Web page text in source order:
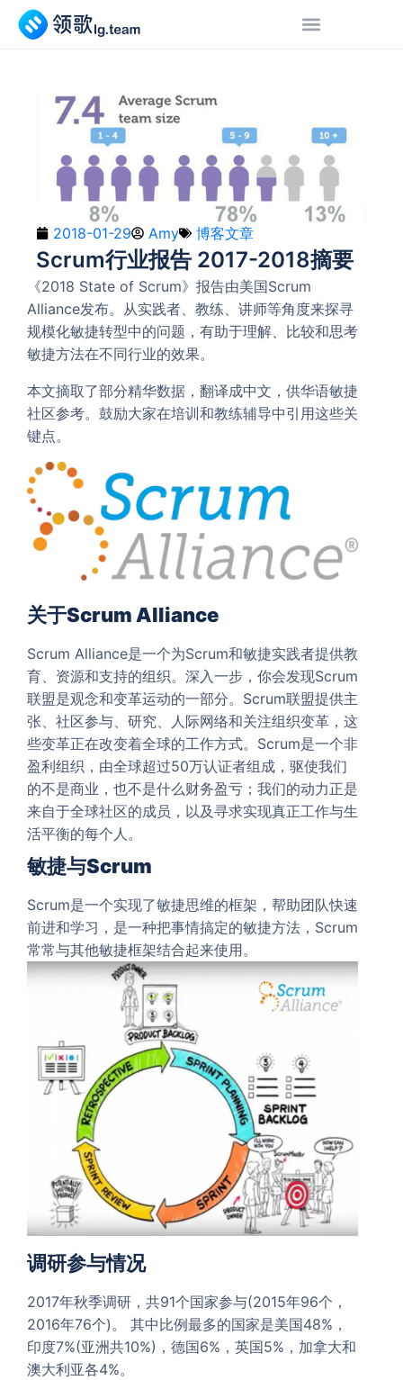
2018-01-29 Amy 博客文章
Scrum行业报告 2017-2018摘要
《2018 State of Scrum》报告由美国Scrum
Alliance发布。从实践者、教练、讲师等角度来探寻
规模化敏捷转型中的问题，有助于理解、比较和思考
敏捷方法在不同行业的效果。
本文摘取了部分精华数据，翻译成中文，供华语敏捷
社区参考。鼓励大家在培训和教练辅导中引用这些关
键点。
关于Scrum Alliance
Scrum Alliance是一个为Scrum和敏捷实践者提供教
育、资源和支持的组织。深入一步，你会发现Scrum
联盟是观念和变革运动的一部分。Scrum联盟提供主
张、社区参与、研究、人际网络和关注组织变革，这
些变革正在改变着全球的工作方式。Scrum是一个非
盈利组织，由全球超过50万认证者组成，驱使我们
的不是商业，也不是什么财务盈亏；我们的动力正是
来自于全球社区的成员，以及寻求实现真正工作与生
活平衡的每个人。
敏捷与Scrum
Scrum是一个实现了敏捷思维的框架，帮助团队快速
前进和学习，是一种把事情搞定的敏捷方法，Scrum
常常与其他敏捷框架结合起来使用。
调研参与情况
2017年秋季调研，共91个国家参与(2015年96个，
2016年76个)。 其中比例最多的国家是美国48%，
印度7%(亚洲共10%)，德国6%，英国5%，加拿大和
澳大利亚各4%。